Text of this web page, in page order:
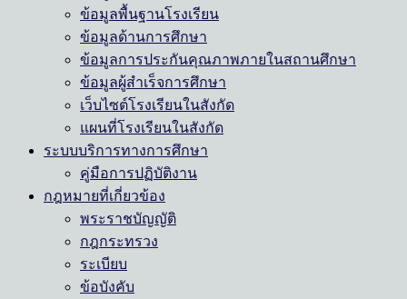
ข้อมูลพื้นฐานโรงเรียน
ข้อมูลด้านการศึกษา
ข้อมูลการประกันคุณภาพภายในสถานศึกษา
ข้อมูลผู้สำเร็จการศึกษา
เว็บไซต์โรงเรียนในสังกัด
แผนที่โรงเรียนในสังกัด
ระบบบริการทางการศึกษา
คู่มือการปฏิบัติงาน
กฎหมายที่เกี่ยวข้อง
พระราชบัญญัติ
กฎกระทรวง
ระเบียบ
ข้อบังคับ